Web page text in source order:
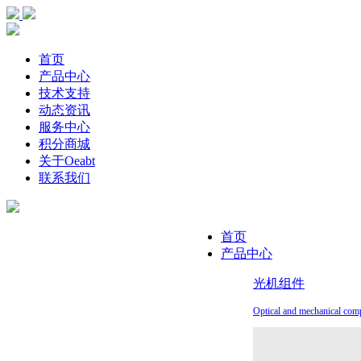
首页
产品中心
技术支持
动态资讯
服务中心
积分商城
关于Oeabt
联系我们
首页
产品中心
光机组件
Optical and mechanical